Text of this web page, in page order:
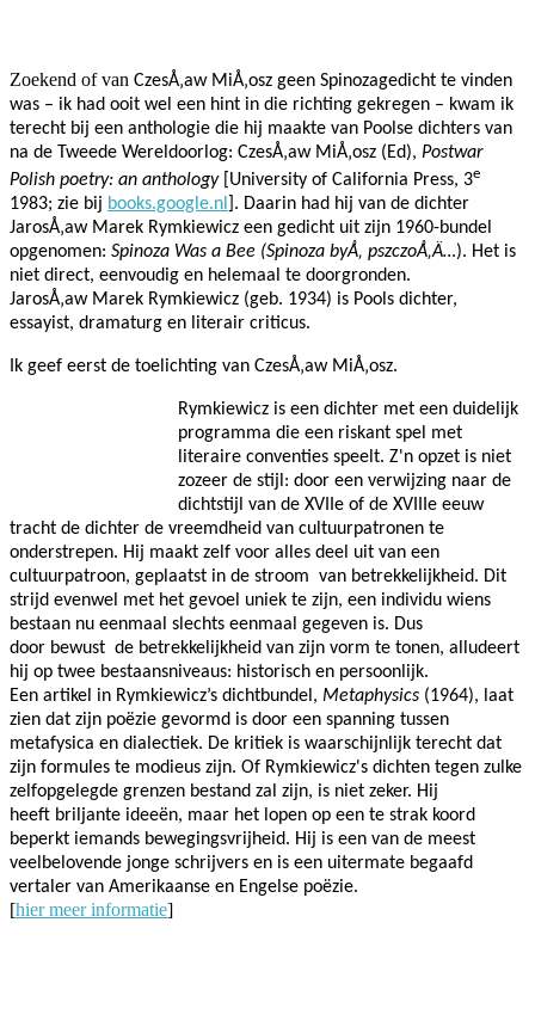
Zoekend of van CzesÅ‚aw MiÅ‚osz geen Spinozagedicht te vinden
was – ik had ooit wel een hint in die richting gekregen – kwam ik
terecht bij een anthologie die hij maakte van Poolse dichters van
na de Tweede Wereldoorlog: CzesÅ‚aw MiÅ‚osz (Ed), Postwar
Polish poetry: an anthology[ University of California Press, 3e
1983; zie bij books.google.nl
]. Daarin had hij van de dichter
JarosÅ‚aw Marek Rymkiewicz een gedicht uit zijn 1960-bundel
opgenomen: Spinoza Was a Bee (Spinoza byÅ‚ pszczoÅ‚Ä…). Het is
niet direct, eenvoudig en helemaal te doorgronden.
JarosÅ‚aw Marek Rymkiewicz (geb. 1934) is Pools dichter,
essayist, dramaturg en literair criticus.
Ik geef eerst de toelichting van CzesÅ‚aw MiÅ‚osz.
Rymkiewicz is een dichter met een duidelijk
programma die een riskant spel met
literaire conventies speelt. Z'n opzet is niet
zozeer de stijl: door een verwijzing naar de
dichtstijl van de XVIIe of de XVIIIe eeuw
tracht de dichter de vreemdheid van cultuurpatronen te
onderstrepen. Hij maakt zelf voor alles deel uit van een
cultuurpatroon, geplaatst in de stroom van betrekkelijkheid. Dit
strijd evenwel met het gevoel uniek te zijn, een individu wiens
bestaan nu eenmaal slechts eenmaal gegeven is. Dus
door bewust de betrekkelijkheid van zijn vorm te tonen, alludeert
hij op twee bestaansniveaus: historisch en persoonlijk.
Een artikel in Rymkiewicz’s dichtbundel, Metaphysics (1964), laat
zien dat zijn poëzie gevormd is door een spanning tussen
metafysica en dialectiek. De kritiek is waarschijnlijk terecht dat
zijn formules te modieus zijn. Of Rymkiewicz's dichten tegen zulke
zelfopgelegde grenzen bestand zal zijn, is niet zeker. Hij
heeft briljante ideeën, maar het lopen op een te strak koord
beperkt iemands bewegingsvrijheid. Hij is een van de meest
veelbelovende jonge schrijvers en is een uitermate begaafd
vertaler van Amerikaanse en Engelse poëzie.
[hier meer informatie]